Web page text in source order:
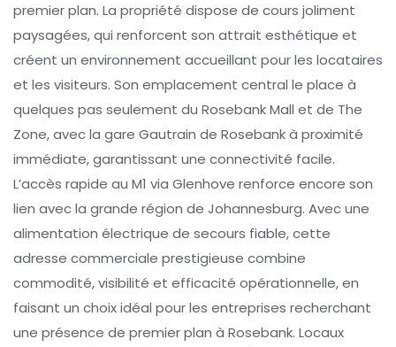
premier plan. La propriété dispose de cours joliment
paysagées, qui renforcent son attrait esthétique et
créent un environnement accueillant pour les locataires
et les visiteurs. Son emplacement central le place à
quelques pas seulement du Rosebank Mall et de The
Zone, avec la gare Gautrain de Rosebank à proximité
immédiate, garantissant une connectivité facile.
L’accès rapide au M1 via Glenhove renforce encore son
lien avec la grande région de Johannesburg. Avec une
alimentation électrique de secours fiable, cette
adresse commerciale prestigieuse combine
commodité, visibilité et efficacité opérationnelle, en
faisant un choix idéal pour les entreprises recherchant
une présence de premier plan à Rosebank. Locaux